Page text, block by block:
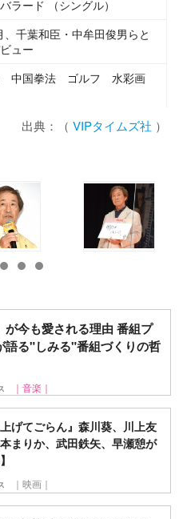
ラード （シングル）
、千葉和臣・中牟田俊男らと
ュー
中国拳法 ゴルフ 水彩画
出典：（ VIPタイムズ社 ）
が今も愛される理由 番組プ
語る"しみる"番組づくりの哲
｜音楽｜
げてごらん』森川葵、川上友
まりか、武田鉄矢、早瀬憩が
｜映画｜